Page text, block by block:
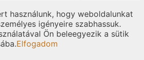
használunk, hogy weboldalunkat
igényeire szabhassuk.
Ön beleegyezik a sütik
Elfogadom